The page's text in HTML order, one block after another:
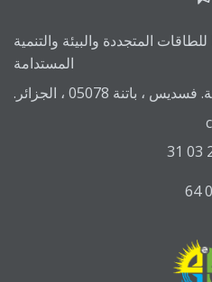
المتجددة والبيئة والتنمية
المستدامة
باتنة 05078 ، الجزائر.